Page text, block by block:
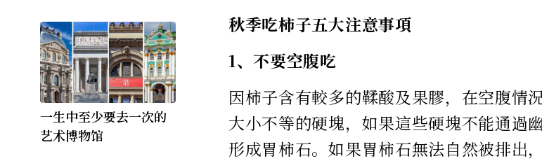
一生中至少要去一次的
艺术博物馆
秋季吃柿子五大注意事項
1、不要空腹吃
因柿子含有較多的鞣酸及果膠，在空腹情
大小不等的硬塊，如果這些硬塊不能通過
形成胃柿石。如果胃柿石無法自然被排出